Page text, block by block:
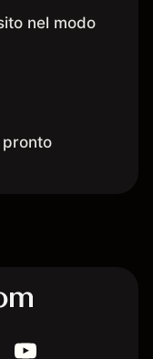
nel modo
pronto